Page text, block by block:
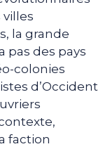
villes
la grande
pas des pays
colonies
d’Occident
faction